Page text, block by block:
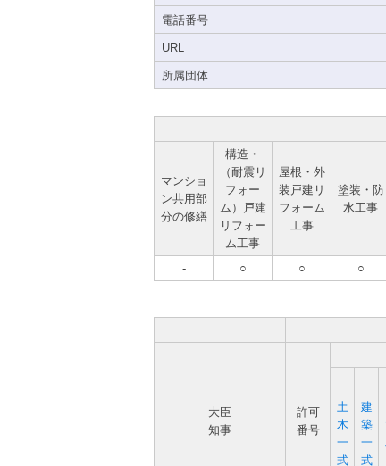
電話番号
URL
所属団体
マンショ
ン共用部
分の修繕
構造・
（耐震リ
フォー
ム）戸建
リフォー
ム工事
屋根・外
装戸建リ
フォーム
工事
塗装・防
水工事
- ○ ○ ○
大臣
知事
許可
番号
土
木
一
式
建
築
一
式